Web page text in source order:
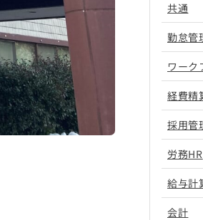
共通
勤怠管
ワーク
経費精
採用管
労務HR
給与計
会計